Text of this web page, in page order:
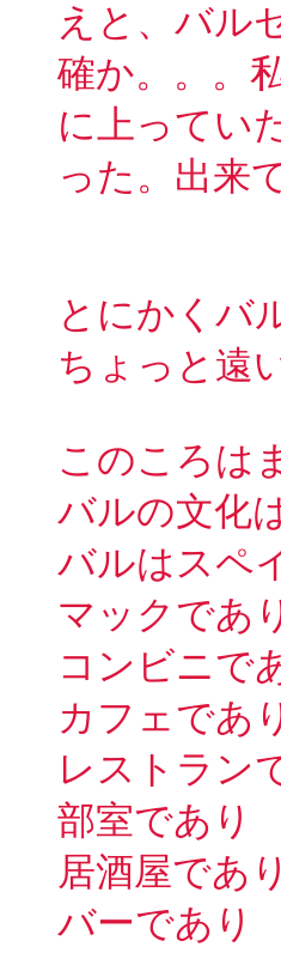
えと、バル
確か。。。
に上ってい
った。出来
とにかくバ
ちょっと遠
このころは
バルの文化
バルはスペ
マックであ
コンビニで
カフェであ
レストラン
部室であり
居酒屋であり
バーであり